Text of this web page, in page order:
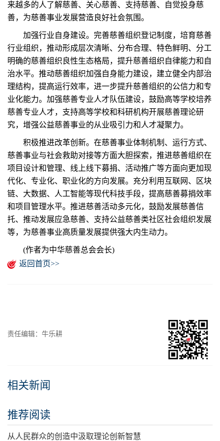
来越多的人了解慈善、关心慈善、支持慈善、自觉投身慈
善，为慈善事业发展营造良好社会氛围。
加强行业自身建设。完善慈善组织登记制度，培育慈善
行业组织，推动形成层次清晰、分布合理、特色鲜明、分工
明确的慈善组织良性生态格局，提升慈善组织自律能力和自
治水平。推动慈善组织加强自身能力建设，建立健全内部治
理结构，提高运行效率，进一步提升慈善组织的公信力和专
业化能力。加强慈善专业人才队伍建设，鼓励高等学校培养
慈善专业人才，支持高等学校和科研机构开展慈善理论研
究，增强公益慈善事业的从业吸引力和人才凝聚力。
积极推进改革创新。在慈善事业体制机制、运行方式、
慈善事业与社会救助对接等方面大胆探索，推进慈善组织在
项目设计和管理、线上线下募捐、活动推广等方面向更加现
代化、专业化、职业化的方向发展。充分利用互联网、区块
链、大数据、人工智能等现代科技手段，提高慈善募捐效率
和项目管理水平。推进慈善活动多元化，鼓励发展慈善信
托、推动发展应急慈善、支持公益慈善类社区社会组织发展
等，为慈善事业高质量发展提供强大内生动力。
(作者为中华慈善总会会长)
返回首页>>
责任编辑：牛乐耕
相关新闻
推荐阅读
从人民群众的创造中汲取理论创新智慧